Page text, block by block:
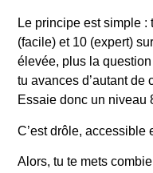
Le principe est simple
(facile) et 10 (expert)
élevée, plus la
tu avances d’autant de
Essaie donc un niveau
C’est drôle, accessible
Alors, tu te mets